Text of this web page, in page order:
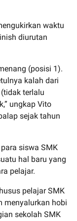
waktu
diurutan
(posisi 1).
kalah dari
terlalu
ungkap Vito
sejak tahun
siswa SMK
hal baru yang
pelajar.
pelajar SMK
menyalurkan hobi
sekolah SMK